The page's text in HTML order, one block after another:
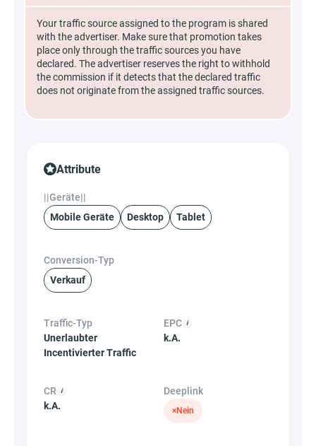
Your traffic source assigned to the program is shared
with the advertiser. Make sure that promotion takes
place only through the traffic sources you have
declared. The advertiser reserves the right to withhold
the commission if it detects that the declared traffic
does not originate from the assigned traffic sources.
Attribute
||Geräte||
Mobile Geräte
Desktop Tablet
Conversion-Typ
Verkauf
Traffic-Typ
Unerlaubter
Incentivierter Traffic
EPC
k.A.
CR
k.A.
Deeplink
×Nein